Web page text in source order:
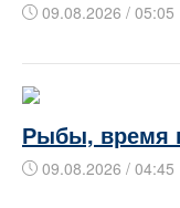
09.08.2026 / 05:05
Рыбы, время
09.08.2026 / 04:45